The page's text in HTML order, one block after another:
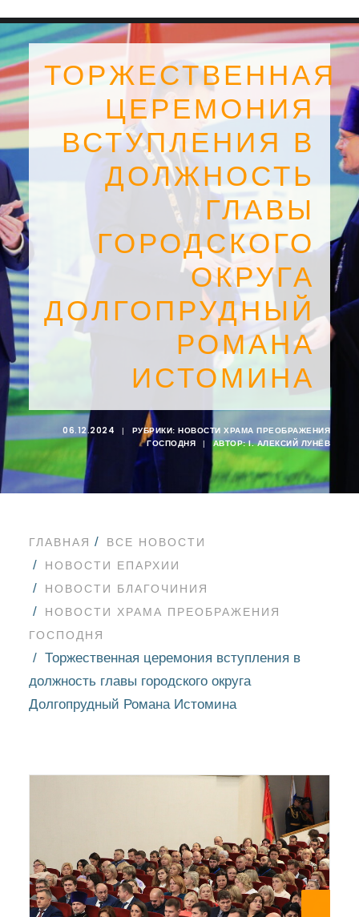
SEARCH
ТОРЖЕСТВЕННАЯ
ЦЕРЕМОНИЯ
ВСТУПЛЕНИЯ В
ДОЛЖНОСТЬ
ГЛАВЫ
ГОРОДСКОГО
ОКРУГА
ДОЛГОПРУДНЫЙ
РОМАНА
ИСТОМИНА
06.12.2024 | РУБРИКИ: НОВОСТИ ХРАМА ПРЕОБРАЖЕНИЯ
ГОСПОДНЯ
| АВТОР:I. АЛЕКСИЙ ЛУНЁВ
ГЛАВНАЯ
ВСЕ НОВОСТИ
НОВОСТИ ЕПАРХИИ
НОВОСТИ БЛАГОЧИНИЯ
НОВОСТИ ХРАМА ПРЕОБРАЖЕНИЯ
ГОСПОДНЯ
Торжественная церемония вступления в
должность главы городского округа
Долгопрудный Романа Истомина